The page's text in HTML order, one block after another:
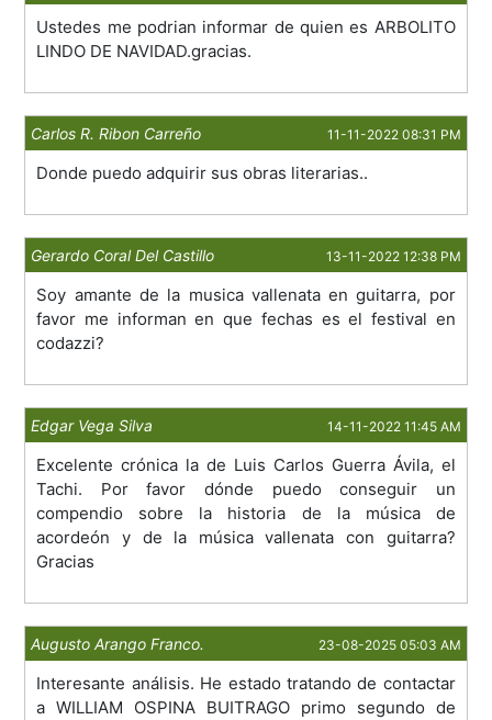
Ustedes me podrian informar de quien es ARBOLITO
LINDO DE NAVIDAD.gracias.
Carlos R. Ribon Carreño 11-11-2022 08:31 PM
Donde puedo adquirir sus obras literarias..
Gerardo Coral Del Castillo 13-11-2022 12:38 PM
Soy amante de la musica vallenata en guitarra, por
favor me informan en que fechas es el festival en
codazzi?
Edgar Vega Silva 14-11-2022 11:45 AM
Excelente crónica la de Luis Carlos Guerra Ávila, el
Tachi. Por favor dónde puedo conseguir un
compendio sobre la historia de la música de
acordeón y de la música vallenata con guitarra?
Gracias
Augusto Arango Franco. 23-08-2025 05:03 AM
Interesante análisis. He estado tratando de contactar
a WILLIAM OSPINA BUITRAGO primo segundo de